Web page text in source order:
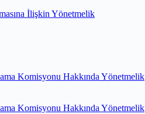
İlişkin Yönetmelik
Komisyonu Hakkında Yönetmelik
Komisyonu Hakkında Yönetmelik